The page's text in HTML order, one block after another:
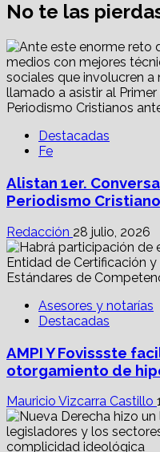
No te las
Destacadas
Fe
Alistan 1er.
Periodismo
Redacción 28 julio, 2026
Asesores y notarías
Destacadas
AMPI Y Fovissste
otorgamiento de
Mauricio Vizcarra Castillo